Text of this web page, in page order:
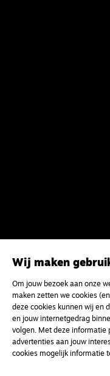
Meld je aan
nieuwsbrief
Wij maken
Om jouw bezoek aan onze
maken zetten we cookies
deze cookies kunnen wij en
en jouw internetgedrag
volgen. Met deze informatie
advertenties aan jouw
cookies mogelijk informatie